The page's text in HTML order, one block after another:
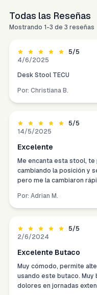
Todas las Reseñas
Mostrando 1-3 de 3 reseñas
5/5
4/6/2025
Desk Stool TECU
Por: Christiana B.
5/5
14/5/2025
Excelente
Me encanta esta stool,
cambiando la posición y
pero me la cambiaron
Por: Adrian M.
5/5
2/6/2024
Excelente Butaco
Muy cómodo, permite
usando este butaco. Muy
dolores en jornadas